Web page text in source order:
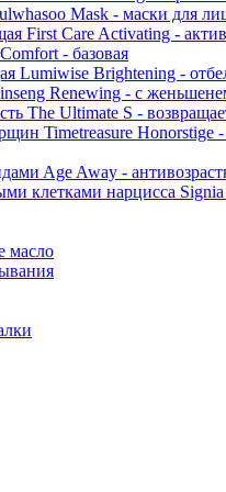
Mask - маски для
First Care Activating -
- базовая
Lumiwise Brightening -
Renewing - с
The Ultimate S -
Timetreasure
Age Away -
масло